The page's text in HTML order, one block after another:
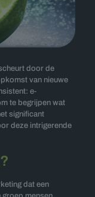
door de
van nieuwe
e-
te begrijpen wat
significant
deze intrigerende
dat een